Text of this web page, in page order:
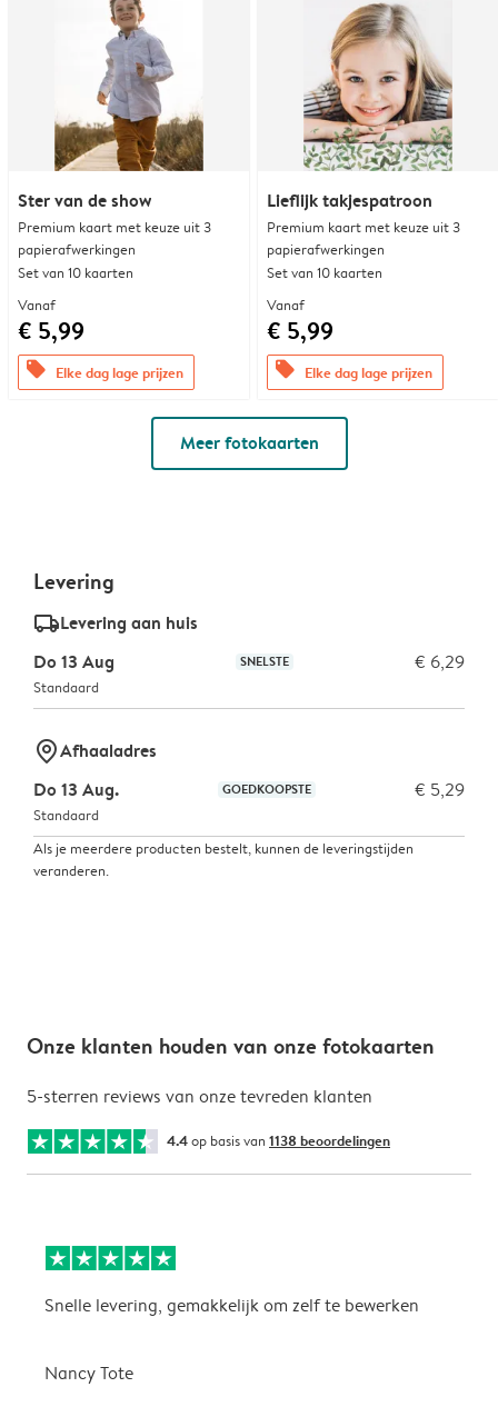
Ster van de show
Premium kaart met keuze uit 3
papierafwerkingen
Set van 10 kaarten
Vanaf
€ 5,99
offers Elke dag lage prijzen
Lieflijk takjespatroon
Premium kaart met keuze uit 3
papierafwerkingen
Set van 10 kaarten
Vanaf
€ 5,99
offers Elke dag lage prijzen
Meer fotokaarten
Levering
delivery_standard_v2Levering aan huis
Do 13 Aug
SNELSTE € 6,29
Standaard
marker-pinAfhaaladres
Do 13 Aug.
GOEDKOOPSTE € 5,29
Standaard
Als je meerdere producten bestelt, kunnen de leveringstijden
veranderen.
Onze klanten houden van onze fotokaarten
5-sterren reviews van onze tevreden klanten
4.4op basis van 1138 beoordelingen
Snelle levering, gemakkelijk om zelf te bewerken
Nancy Tote